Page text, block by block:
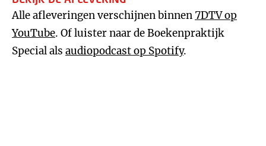
Alle afleveringen verschijnen binnen 7DTV op
YouTube. Of luister naar de Boekenpraktijk
Special als audiopodcast op Spotify.